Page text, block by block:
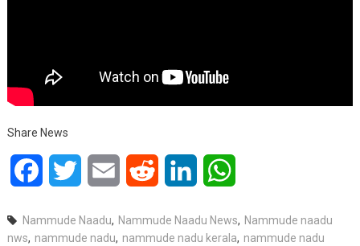
Share News
FacebookTwitter Email Reddit LinkedIn
Nammude Naadu, Nammude Naadu News, Nammude naadu
nws, nammude nadu, nammude nadu kerala, nammude nadu